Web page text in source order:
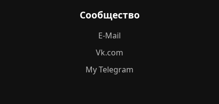
Сообщество
E-Mail
Vk.com
My Telegram